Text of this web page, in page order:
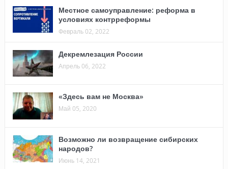
Местное самоуправление: реформа в
условиях контрреформы
Февраль 02, 2022
Декремлезация России
Апрель 06, 2022
«Здесь вам не Москва»
Май 05, 2020
Возможно ли возвращение сибирских
народов?
Июнь 14, 2021